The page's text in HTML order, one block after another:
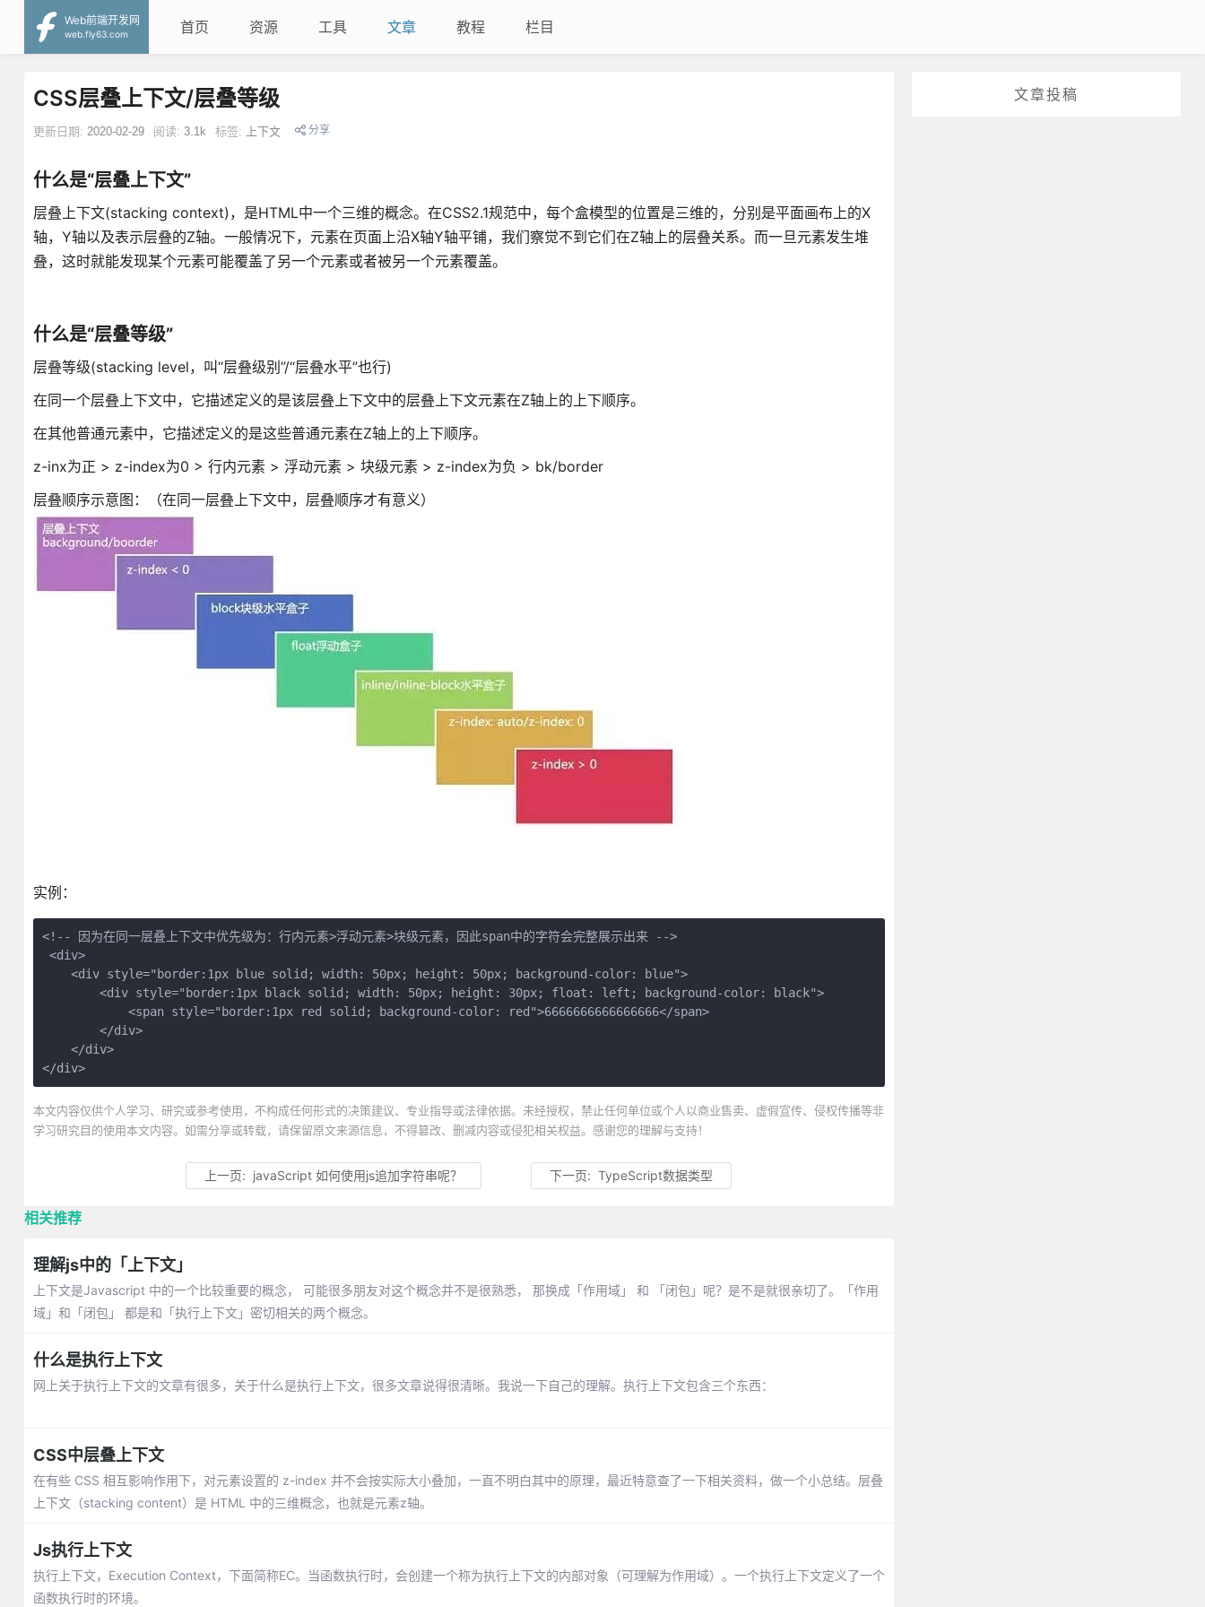
Web前端开发网
web.fly63.com
首页 资源 工具 文章 教程 栏目
文章投稿
CSS层叠上下文/层叠等级
更新日期: 2020-02-29 阅读: 3.1k 标签: 上下文 分享
什么是“层叠上下文”
层叠上下文(stacking context)，是HTML中一个三维的概念。在CSS2.1规范中，每个盒模型的位置是三维的，分别是平面画布上的X
轴，Y轴以及表示层叠的Z轴。一般情况下，元素在页面上沿X轴Y轴平铺，我们察觉不到它们在Z轴上的层叠关系。而一旦元素发生堆
叠，这时就能发现某个元素可能覆盖了另一个元素或者被另一个元素覆盖。
什么是“层叠等级”
层叠等级(stacking level，叫“层叠级别”/“层叠水平”也行)
在同一个层叠上下文中，它描述定义的是该层叠上下文中的层叠上下文元素在Z轴上的上下顺序。
在其他普通元素中，它描述定义的是这些普通元素在Z轴上的上下顺序。
z-inx为正 > z-index为0 > 行内元素 > 浮动元素 > 块级元素 > z-index为负 > bk/border
层叠顺序示意图：（在同一层叠上下文中，层叠顺序才有意义）
实例：
<!-- 因为在同一层叠上下文中优先级为：行内元素>浮动元素>块级元素，因此span中的字符会完整展示出来 -->
<div>
    <div style="border:1px blue solid; width: 50px; height: 50px; background-color: blue">
        <div style="border:1px black solid; width: 50px; height: 30px; float: left; background-color: black">
            <span style="border:1px red solid; background-color: red">6666666666666666</span>
        </div>
    </div>
</div>
本文内容仅供个人学习、研究或参考使用，不构成任何形式的决策建议、专业指导或法律依据。未经授权，禁止任何单位或个人以商业售卖、虚假宣传、侵权传播等非
学习研究目的使用本文内容。如需分享或转载，请保留原文来源信息，不得篡改、删减内容或侵犯相关权益。感谢您的理解与支持！
上一页: javaScript 如何使用js追加字符串呢？ 下一页:TypeScript数据类型
相关推荐
理解js中的「上下文」
上下文是Javascript 中的一个比较重要的概念， 可能很多朋友对这个概念并不是很熟悉， 那换成「作用域」 和 「闭包」呢？是不是就很亲切了。「作用
域」和「闭包」 都是和「执行上下文」密切相关的两个概念。
什么是执行上下文
网上关于执行上下文的文章有很多，关于什么是执行上下文，很多文章说得很清晰。我说一下自己的理解。执行上下文包含三个东西：
CSS中层叠上下文
在有些 CSS 相互影响作用下，对元素设置的 z-index 并不会按实际大小叠加，一直不明白其中的原理，最近特意查了一下相关资料，做一个小总结。层叠
上下文（stacking content）是 HTML 中的三维概念，也就是元素z轴。
Js执行上下文
执行上下文，Execution Context，下面简称EC。当函数执行时，会创建一个称为执行上下文的内部对象（可理解为作用域）。一个执行上下文定义了一个
函数执行时的环境。